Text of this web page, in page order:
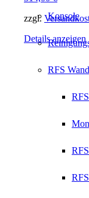
Konsole
RFS
zzgl.
Details anzeigen